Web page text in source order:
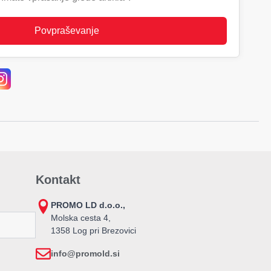
Povpraševanje
Kontakt
PROMO LD d.o.o.,
Molska cesta 4,
1358 Log pri Brezovici
info@promold.si